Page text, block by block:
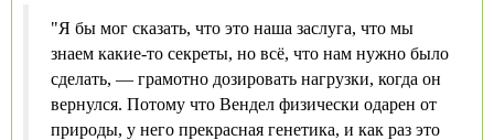
"Я бы мог сказать, что это наша заслуга, что мы
знаем ­какие-то секреты, но всё, что нам нужно было
сделать, — ​грамотно дозировать нагрузки, когда он
вернулся. Потому что Вендел физически одарен от
природы, у него прекрасная генетика, и как раз это